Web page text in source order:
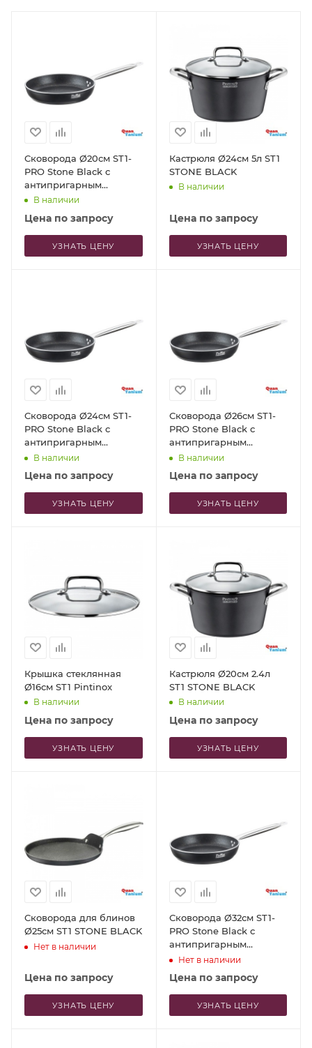
Сковорода Ø20см ST1-
PRO Stone Black с
антипригарным
покрытием
В наличии
Цена по запросу
УЗНАТЬ ЦЕНУ
Кастрюля Ø24см 5л ST1
STONE BLACK
В наличии
Цена по запросу
УЗНАТЬ ЦЕНУ
Сковорода Ø24см ST1-
PRO Stone Black с
антипригарным
покрытием
В наличии
Цена по запросу
УЗНАТЬ ЦЕНУ
Сковорода Ø26см ST1-
PRO Stone Black с
антипригарным
покрытием
В наличии
Цена по запросу
УЗНАТЬ ЦЕНУ
Крышка стеклянная
Ø16см ST1 Pintinox
В наличии
Цена по запросу
УЗНАТЬ ЦЕНУ
Кастрюля Ø20см 2.4л
ST1 STONE BLACK
В наличии
Цена по запросу
УЗНАТЬ ЦЕНУ
Сковорода для блинов
Ø25см ST1 STONE BLACK
Нет в наличии
Цена по запросу
УЗНАТЬ ЦЕНУ
Сковорода Ø32см ST1-
PRO Stone Black с
антипригарным
покрытием
Нет в наличии
Цена по запросу
УЗНАТЬ ЦЕНУ